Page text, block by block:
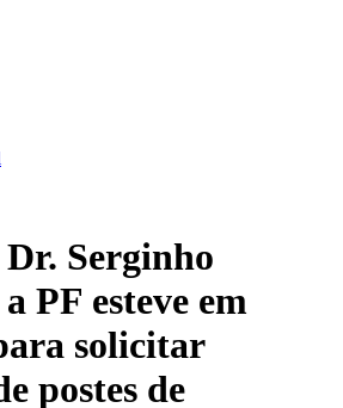
Serginho
PF esteve em
solicitar
postes de